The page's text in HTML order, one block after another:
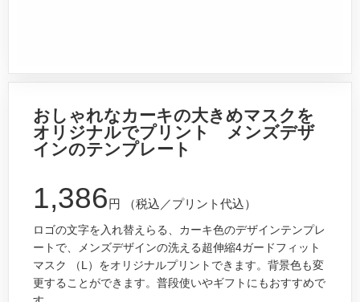
おしゃれなカーキの大きめマスクを
オリジナルでプリント メンズデザ
インのテンプレート
1,386円 （税込／プリント代込）
ロゴの文字を入れ替えらる、カーキ色のデザインテンプレ
ートで、メンズデザインの洗える超伸縮4ガードフィット
マスク （L）をオリジナルプリントできます。背景色も変
更することができます。普段使いやギフトにもおすすめで